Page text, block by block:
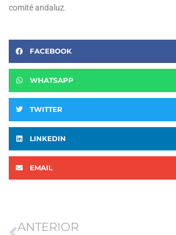
comité andaluz.
FACEBOOK
WHATSAPP
TWITTER
LINKEDIN
EMAIL
ANTERIOR